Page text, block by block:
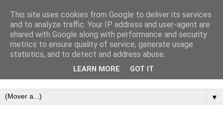
Semanario independiente de Calañas
▼
This site uses cookies from Google to deliver its services
and to analyze traffic. Your IP address and user-agent are
shared with Google along with performance and security
metrics to ensure quality of service, generate usage
statistics, and to detect and address abuse.
LEARN MORE GOT IT